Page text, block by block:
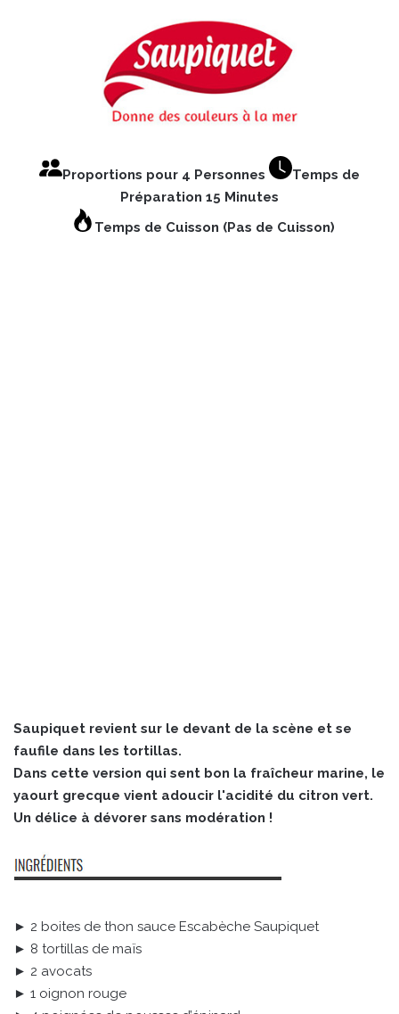
Proportions pour 4 Personnes
Temps de
Préparation 15 Minutes
Temps de Cuisson (Pas de Cuisson)
Saupiquet revient sur le devant de la scène et se
faufile dans les tortillas.
Dans cette version qui sent bon la fraîcheur marine, le
yaourt grecque vient adoucir l'acidité du citron vert.
Un délice à dévorer sans modération !
► 2 boites de thon sauce Escabèche Saupiquet
► 8 tortillas de maïs
► 2 avocats
► 1 oignon rouge